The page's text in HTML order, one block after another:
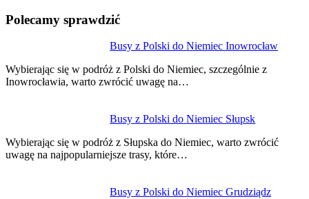
Polecamy sprawdzić
Busy z Polski do Niemiec Inowrocław
Wybierając się w podróż z Polski do Niemiec, szczególnie z
Inowrocławia, warto zwrócić uwagę na…
Busy z Polski do Niemiec Słupsk
Wybierając się w podróż z Słupska do Niemiec, warto zwrócić
uwagę na najpopularniejsze trasy, które…
Busy z Polski do Niemiec Grudziądz
wpisu